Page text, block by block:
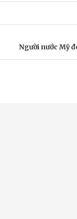
Người nước Mỹ